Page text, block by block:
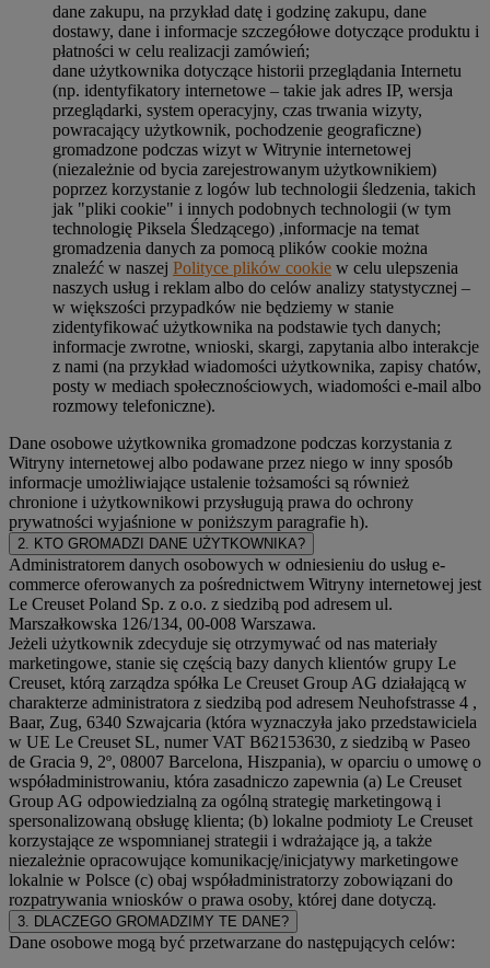
dane zakupu, na przykład datę i godzinę zakupu, dane
dostawy, dane i informacje szczegółowe dotyczące produktu i
płatności w celu realizacji zamówień;
dane użytkownika dotyczące historii przeglądania Internetu
(np. identyfikatory internetowe – takie jak adres IP, wersja
przeglądarki, system operacyjny, czas trwania wizyty,
powracający użytkownik, pochodzenie geograficzne)
gromadzone podczas wizyt w Witrynie internetowej
(niezależnie od bycia zarejestrowanym użytkownikiem)
poprzez korzystanie z logów lub technologii śledzenia, takich
jak "pliki cookie" i innych podobnych technologii (w tym
technologię Piksela Śledzącego) ,informacje na temat
gromadzenia danych za pomocą plików cookie można
znaleźć w naszej Polityce plików cookie w celu ulepszenia
naszych usług i reklam albo do celów analizy statystycznej –
w większości przypadków nie będziemy w stanie
zidentyfikować użytkownika na podstawie tych danych;
informacje zwrotne, wnioski, skargi, zapytania albo interakcje
z nami (na przykład wiadomości użytkownika, zapisy chatów,
posty w mediach społecznościowych, wiadomości e-mail albo
rozmowy telefoniczne).
Dane osobowe użytkownika gromadzone podczas korzystania z
Witryny internetowej albo podawane przez niego w inny sposób
informacje umożliwiające ustalenie tożsamości są również
chronione i użytkownikowi przysługują prawa do ochrony
prywatności wyjaśnione w poniższym paragrafie h).
2. KTO GROMADZI DANE UŻYTKOWNIKA?
Administratorem danych osobowych w odniesieniu do usług e-
commerce oferowanych za pośrednictwem Witryny internetowej jest
Le Creuset Poland Sp. z o.o. z siedzibą pod adresem ul.
Marszałkowska 126/134, 00-008 Warszawa.
Jeżeli użytkownik zdecyduje się otrzymywać od nas materiały
marketingowe, stanie się częścią bazy danych klientów grupy Le
Creuset, którą zarządza spółka Le Creuset Group AG działającą w
charakterze administratora z siedzibą pod adresem Neuhofstrasse 4 ,
Baar, Zug, 6340 Szwajcaria (która wyznaczyła jako przedstawiciela
w UE Le Creuset SL, numer VAT B62153630, z siedzibą w Paseo
de Gracia 9, 2º, 08007 Barcelona, Hiszpania), w oparciu o umowę o
współadministrowaniu, która zasadniczo zapewnia (a) Le Creuset
Group AG odpowiedzialną za ogólną strategię marketingową i
spersonalizowaną obsługę klienta; (b) lokalne podmioty Le Creuset
korzystające ze wspomnianej strategii i wdrażające ją, a także
niezależnie opracowujące komunikację/inicjatywy marketingowe
lokalnie w Polsce (c) obaj współadministratorzy zobowiązani do
rozpatrywania wniosków o prawa osoby, której dane dotyczą.
3. DLACZEGO GROMADZIMY TE DANE?
Dane osobowe mogą być przetwarzane do następujących celów: